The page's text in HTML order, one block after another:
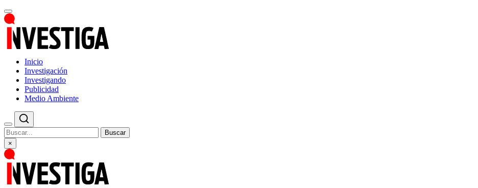
Inicio
Investigación
Investigando
Publicidad
Medio Ambiente
Buscar
×